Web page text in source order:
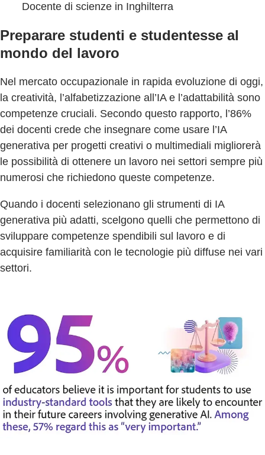
Docente di scienze in Inghilterra
Preparare studenti e studentesse al
mondo del lavoro
Nel mercato occupazionale in rapida evoluzione di oggi,
la creatività, l’alfabetizzazione all’IA e l’adattabilità sono
competenze cruciali. Secondo questo rapporto, l’86%
dei docenti crede che insegnare come usare l’IA
generativa per progetti creativi o multimediali migliorerà
le possibilità di ottenere un lavoro nei settori sempre più
numerosi che richiedono queste competenze.
Quando i docenti selezionano gli strumenti di IA
generativa più adatti, scelgono quelli che permettono di
sviluppare competenze spendibili sul lavoro e di
acquisire familiarità con le tecnologie più diffuse nei vari
settori.